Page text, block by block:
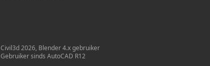
Civil3d 2026, Blender 4.x gebruiker
Gebruiker sinds AutoCAD R12